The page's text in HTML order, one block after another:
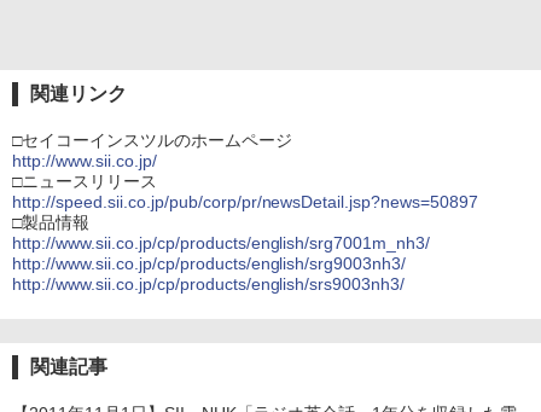
関連リンク
□セイコーインスツルのホームページ
http://www.sii.co.jp/
□ニュースリリース
http://speed.sii.co.jp/pub/corp/pr/newsDetail.jsp?news=50897
□製品情報
http://www.sii.co.jp/cp/products/english/srg7001m_nh3/
http://www.sii.co.jp/cp/products/english/srg9003nh3/
http://www.sii.co.jp/cp/products/english/srs9003nh3/
関連記事